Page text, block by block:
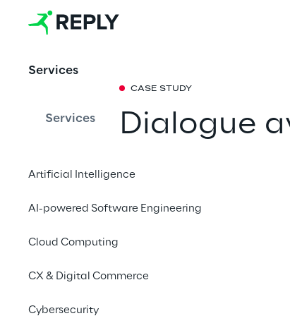
Services
Services
Artificial Intelligence
AI-powered Software Engineering
Cloud Computing
CX & Digital Commerce
Cybersecurity
CASE STUDY
Dialogue
l'économiste